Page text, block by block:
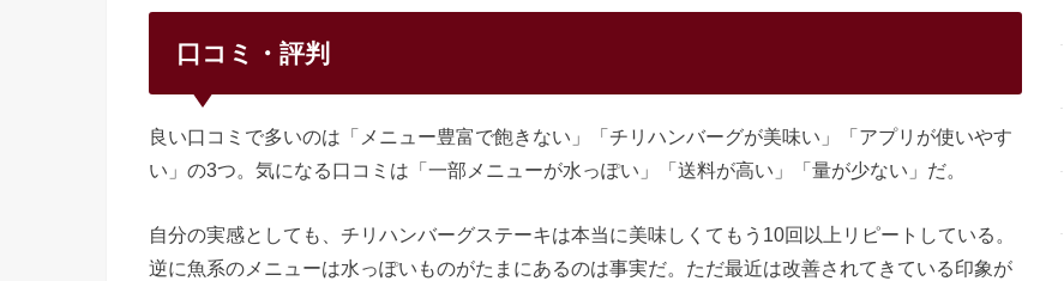
ラン：1食あたり割高。冷凍庫が小さい人向け8食プラン：中間10食プラ
ン：1食462円〜。コスパ最良自分は10食プラ...
口コミ・評判
良い口コミで多いのは「メニュー豊富で飽きない」「チリハンバーグが美味い」「アプリが使いやす
い」の3つ。気になる口コミは「一部メニューが水っぽい」「送料が高い」「量が少ない」だ。
自分の実感としても、チリハンバーグステーキは本当に美味しくてもう10回以上リピートしている。
逆に魚系のメニューは水っぽいものがたまにあるのは事実だ。ただ最近は改善されてきている印象が